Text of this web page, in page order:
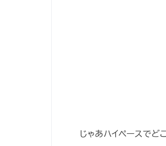
じゃあハイペースでど